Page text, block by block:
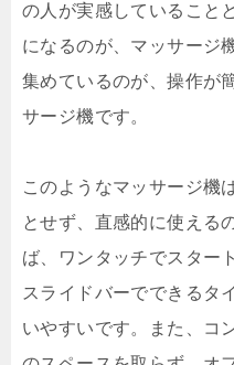
の人が実感していること
になるのが、マッサージ
集めているのが、操作が
サージ機です。
このようなマッサージ機
とせず、直感的に使える
ば、ワンタッチでスター
スライドバーでできるタ
いやすいです。また、コ